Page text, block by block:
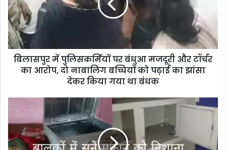
बंधुआ
मजदूरी
और
टॉर्चर
का
आरोप,
का
झांसा
देकर
बिलासपुर में पुलिसकर्मियों पर बंधुआ मजदूरी और टॉर्चर
का आरोप, दो नाबालिग बच्चियों को पढ़ाई का झांसा
देकर किया गया था बंधक
सुने
मकान
को